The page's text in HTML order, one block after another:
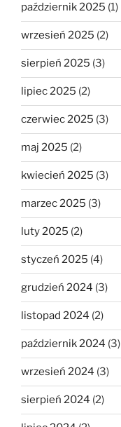
październik 2025 (1)
wrzesień 2025 (2)
sierpień 2025 (3)
lipiec 2025 (2)
czerwiec 2025 (3)
maj 2025 (2)
kwiecień 2025 (3)
marzec 2025 (3)
luty 2025 (2)
styczeń 2025 (4)
grudzień 2024 (3)
listopad 2024 (2)
październik 2024 (3)
wrzesień 2024 (3)
sierpień 2024 (2)